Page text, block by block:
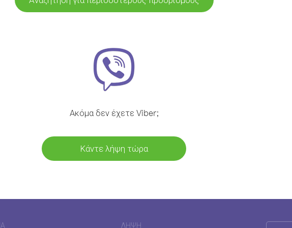
Ακόμα δεν έχετε Viber;
Κάντε λήψη τώρα
ΛΉΨΗ